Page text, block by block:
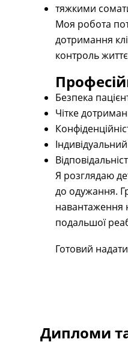
тяжкими
Моя робота
дотримання
контроль
Безпека
Чітке
Я розглядаю
до одужання.
навантаження
подальшої
Готовий
Дипломи